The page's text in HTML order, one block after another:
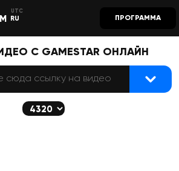
RU ПРОГРАММА
С GAMESTAR ОНЛАЙН